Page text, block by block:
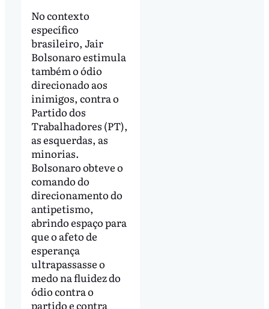
No contexto
específico
brasileiro, Jair
Bolsonaro estimula
também o ódio
direcionado aos
inimigos, contra o
Partido dos
Trabalhadores (PT),
as esquerdas, as
minorias.
Bolsonaro obteve o
comando do
direcionamento do
antipetismo,
abrindo espaço para
que o afeto de
esperança
ultrapassasse o
medo na fluidez do
ódio contra o
partido e contra